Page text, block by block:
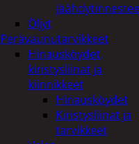
Öljyt
Perävaunutarvikkeet
Hinausköydet,
kiristysliinat ja
kiinnikkeet
Hinausköydet
Kiristysliinat ja
tarvikkeet